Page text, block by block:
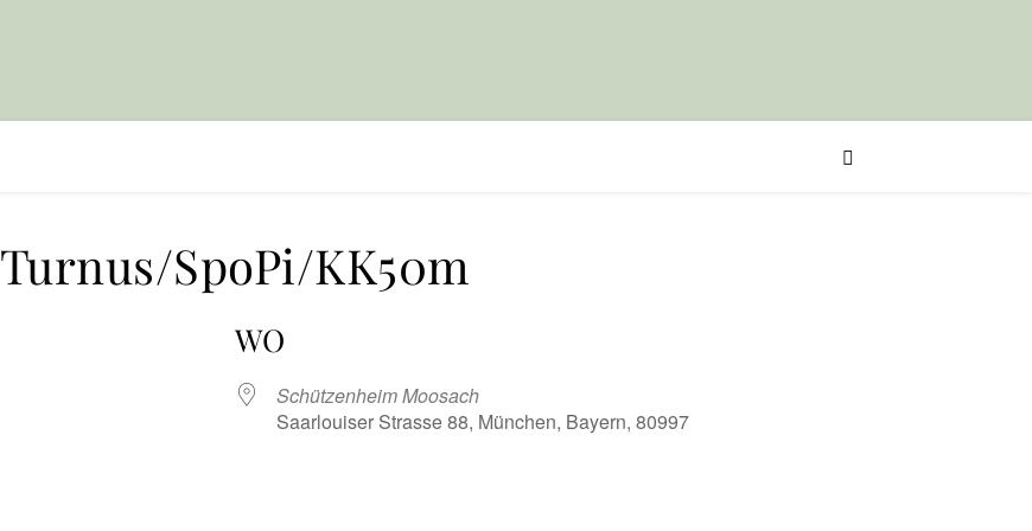
Turnus/SpoPi/KK50m
WO
Schützenheim Moosach
Saarlouiser Strasse 88, München, Bayern, 80997